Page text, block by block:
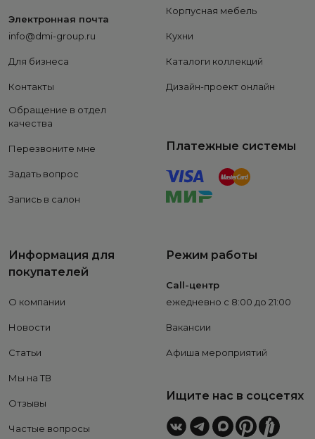
Электронная почта
info@dmi-group.ru
Для бизнеса
Контакты
Обращение в отдел
качества
Перезвоните мне
Задать вопрос
Запись в салон
Корпусная мебель
Кухни
Каталоги коллекций
Дизайн-проект онлайн
Платежные системы
Информация для
покупателей
О компании
Новости
Статьи
Мы на ТВ
Отзывы
Частые вопросы
Режим работы
Call-центр
ежедневно с 8:00 до 21:00
Вакансии
Афиша мероприятий
Ищите нас в соцсетях